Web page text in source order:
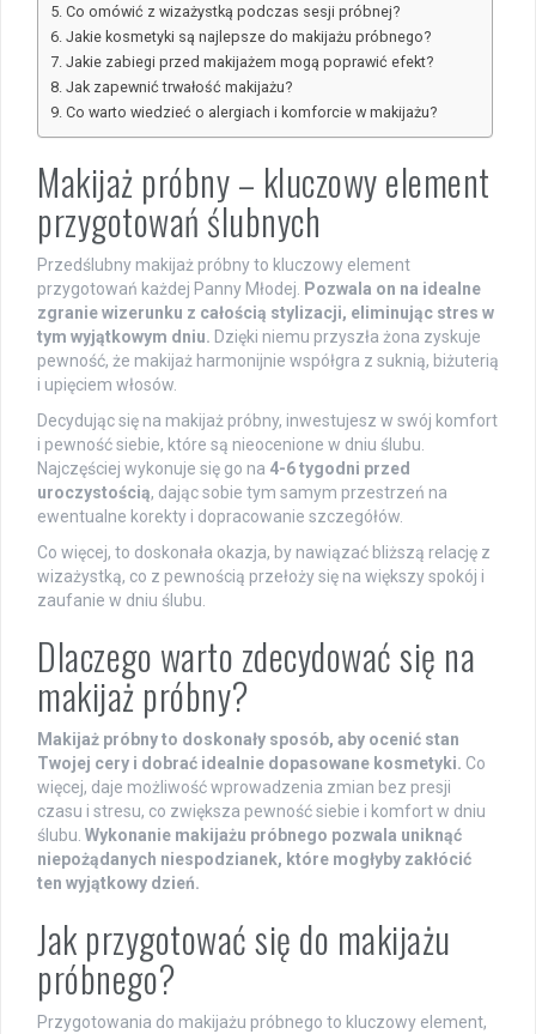
Co omówić z wizażystką podczas sesji próbnej?
Jakie kosmetyki są najlepsze do makijażu próbnego?
Jakie zabiegi przed makijażem mogą poprawić efekt?
Jak zapewnić trwałość makijażu?
Co warto wiedzieć o alergiach i komforcie w makijażu?
Makijaż próbny – kluczowy element
przygotowań ślubnych
Przedślubny makijaż próbny to kluczowy element
przygotowań każdej Panny Młodej.
Pozwala on na idealne
zgranie wizerunku z całością stylizacji, eliminując stres w
tym wyjątkowym dniu. Dzięki niemu przyszła żona zyskuje
pewność, że makijaż harmonijnie współgra z suknią, biżuterią
i upięciem włosów.
Decydując się na makijaż próbny, inwestujesz w swój komfort
i pewność siebie, które są nieocenione w dniu ślubu.
Najczęściej wykonuje się go na 4-6 tygodni przed
uroczystością, dając sobie tym samym przestrzeń na
ewentualne korekty i dopracowanie szczegółów.
Co więcej, to doskonała okazja, by nawiązać bliższą relację z
wizażystką, co z pewnością przełoży się na większy spokój i
zaufanie w dniu ślubu.
Dlaczego warto zdecydować się na
makijaż próbny?
Makijaż próbny to doskonały sposób, aby ocenić stan
Twojej cery i dobrać idealnie dopasowane kosmetyki. Co
więcej, daje możliwość wprowadzenia zmian bez presji
czasu i stresu, co zwiększa pewność siebie i komfort w dniu
ślubu. Wykonanie makijażu próbnego pozwala uniknąć
niepożądanych niespodzianek, które mogłyby zakłócić
ten wyjątkowy dzień.
Jak przygotować się do makijażu
próbnego?
Przygotowania do makijażu próbnego to kluczowy element,